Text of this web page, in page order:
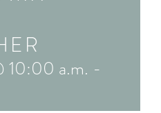
10:00 a.m. -